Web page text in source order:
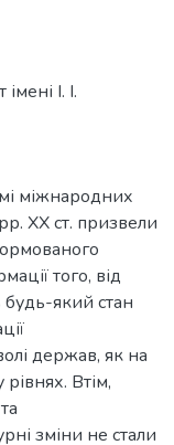
І. І.
міжнародних
ХХ ст. призвели
того, від
будь-який стан
держав, як на
Втім,
зміни не стали